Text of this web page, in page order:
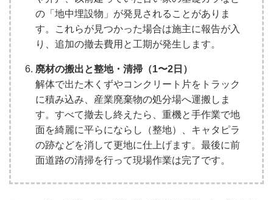
の「地中埋設物」が発見されることがありま
す。これらが見つかった場合は施主に報告が入
り、追加の撤去費用と工期が発生します。
廃材の搬出と整地・清掃（1〜2日）
解体で出た木くずやコンクリート片をトラック
に積み込み、産業廃棄物の処分場へ運搬しま
す。すべて撤去し終えたら、重機と手作業で地
面を綺麗に平らにならし（整地）、キャタピラ
の跡などを消して更地に仕上げます。最後に前
面道路の清掃を行って現場作業は完了です。